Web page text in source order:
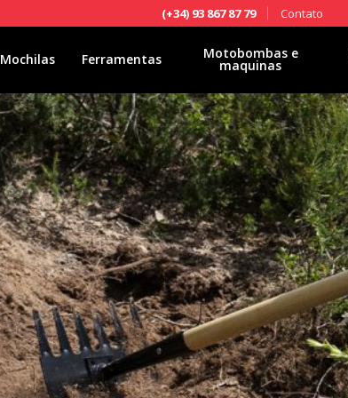
(+34) 93 867 87 79 Contato
Mochilas Ferramentas Motobombas e
maquinas